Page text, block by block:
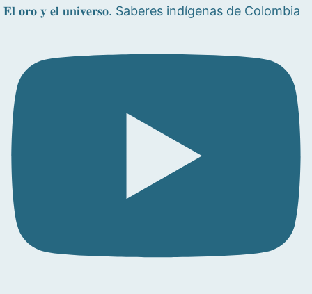
𝐄𝐥 𝐨𝐫𝐨 𝐲 𝐞𝐥 𝐮𝐧𝐢𝐯𝐞𝐫𝐬𝐨. Saberes indígenas de Colombia